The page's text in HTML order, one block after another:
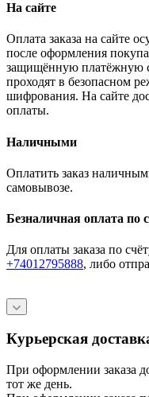
На сайте
Оплата заказа на сайте
после оформления
защищённую платёжную
проходят в безопасном
шифрования. На сайте
оплаты.
Наличными
Оплатить заказ
самовывозе.
Безналичная оплата по
Для оплаты заказа по
+74012795888, либо
Курьерская
При оформлении заказа
тот же день.